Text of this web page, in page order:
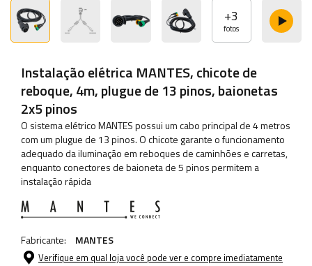
+3
fotos
Instalação elétrica MANTES, chicote de
reboque, 4m, plugue de 13 pinos, baionetas
2x5 pinos
O sistema elétrico MANTES possui um cabo principal de 4 metros
com um plugue de 13 pinos. O chicote garante o funcionamento
adequado da iluminação em reboques de caminhões e carretas,
enquanto conectores de baioneta de 5 pinos permitem a
instalação rápida
Fabricante: MANTES
Verifique em qual loja você pode ver e compre imediatamente